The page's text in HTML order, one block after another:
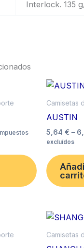
Interlock. 135
€
Impuestos
Este
producto
variantes.
opciones
se
pueden
Camisetas
AUSTIN
5,64 € –
excluídos
Este
producto
Camisetas